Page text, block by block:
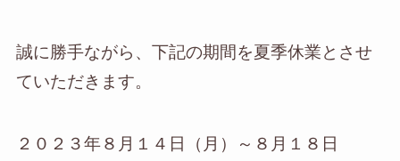
誠に勝手ながら、下記の期間を夏季休業とさせ
ていただきます。
２０２３年８月１４日（月）～８月１８日